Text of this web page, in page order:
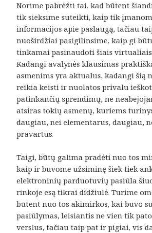
Norime pabrėžti tai, kad būtent
tik sieksime suteikti, kaip tik
informacijos apie paslaugą, tačiau
nuoširdžiai pasigilinsime, kaip gi
tinkamai pasinaudoti šiais
Kadangi avalynės klausimas
asmenims yra aktualus, kadangi šią
reikia keisti ir nuolatos privalu
patinkančių sprendimų, ne
atsiras tokių asmenų, kuriems
daugiau, nei elementarus, daugiau,
pravartus.
Taigi, būtų galima pradėti nuo tos
kaip ir buvome užsiminę šiek tiek
elektroninių parduotuvių pasiūla
rinkoje esą tikrai didžiulė. Turime
būtent nuo tos akimirkos, kai buvo
pasiūlymas, leisiantis ne vien tik
verslus, tačiau taip pat ir pigiai, vis